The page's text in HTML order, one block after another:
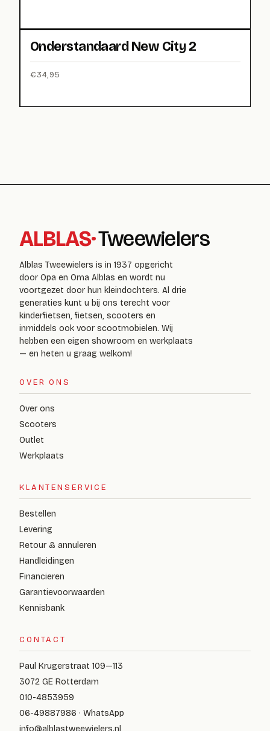
Onderstandaard New City 2
€34,95
ALBLAS·Tweewielers
Alblas Tweewielers is in 1937 opgericht
door Opa en Oma Alblas en wordt nu
voortgezet door hun kleindochters. Al drie
generaties kunt u bij ons terecht voor
kinderfietsen, fietsen, scooters en
inmiddels ook voor scootmobielen. Wij
hebben een eigen showroom en werkplaats
— en heten u graag welkom!
OVER ONS
Over ons
Scooters
Outlet
Werkplaats
KLANTENSERVICE
Bestellen
Levering
Retour & annuleren
Handleidingen
Financieren
Garantievoorwaarden
Kennisbank
CONTACT
Paul Krugerstraat 109—113
3072 GE Rotterdam
010-4853959
06-49887986 · WhatsApp